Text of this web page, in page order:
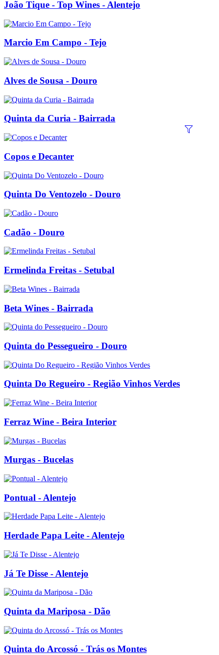
João Tique - Top Wines - Alentejo
Marcio Em Campo - Tejo
Alves de Sousa - Douro
Quinta da Curia - Bairrada
Copos e Decanter
Quinta Do Ventozelo - Douro
Cadão - Douro
Ermelinda Freitas - Setubal
Beta Wines - Bairrada
Quinta do Pessegueiro - Douro
Quinta Do Regueiro - Região Vinhos Verdes
Ferraz Wine - Beira Interior
Murgas - Bucelas
Pontual - Alentejo
Herdade Papa Leite - Alentejo
Já Te Disse - Alentejo
Quinta da Mariposa - Dão
Quinta do Arcossó - Trás os Montes